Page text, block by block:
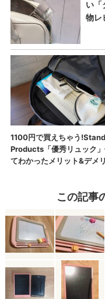
この記事